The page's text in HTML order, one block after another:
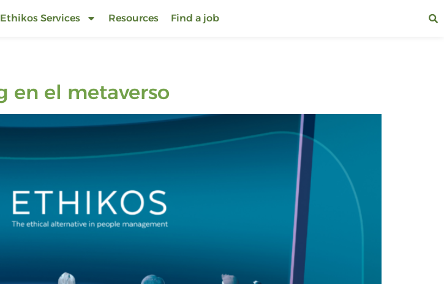
Ethikos Services Resources Find a job
en el metaverso